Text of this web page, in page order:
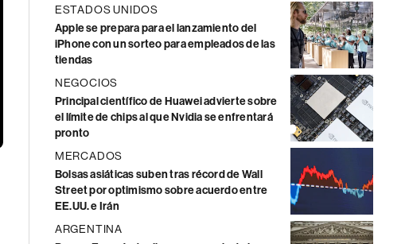
ESTADOS UNIDOS
Apple se prepara para el lanzamiento del
iPhone con un sorteo para empleados de las
tiendas
NEGOCIOS
Principal científico de Huawei advierte sobre
el límite de chips al que Nvidia se enfrentará
pronto
MERCADOS
Bolsas asiáticas suben tras récord de Wall
Street por optimismo sobre acuerdo entre
EE.UU. e Irán
ARGENTINA